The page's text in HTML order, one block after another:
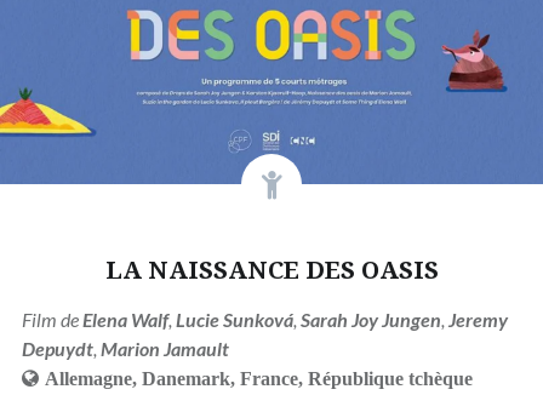
LA NAISSANCE DES OASIS
Film de Elena Walf, Lucie Sunková, Sarah Joy Jungen Jeremy
Depuydt, Marion Jamault
Allemagne, Danemark, France, République tchèque